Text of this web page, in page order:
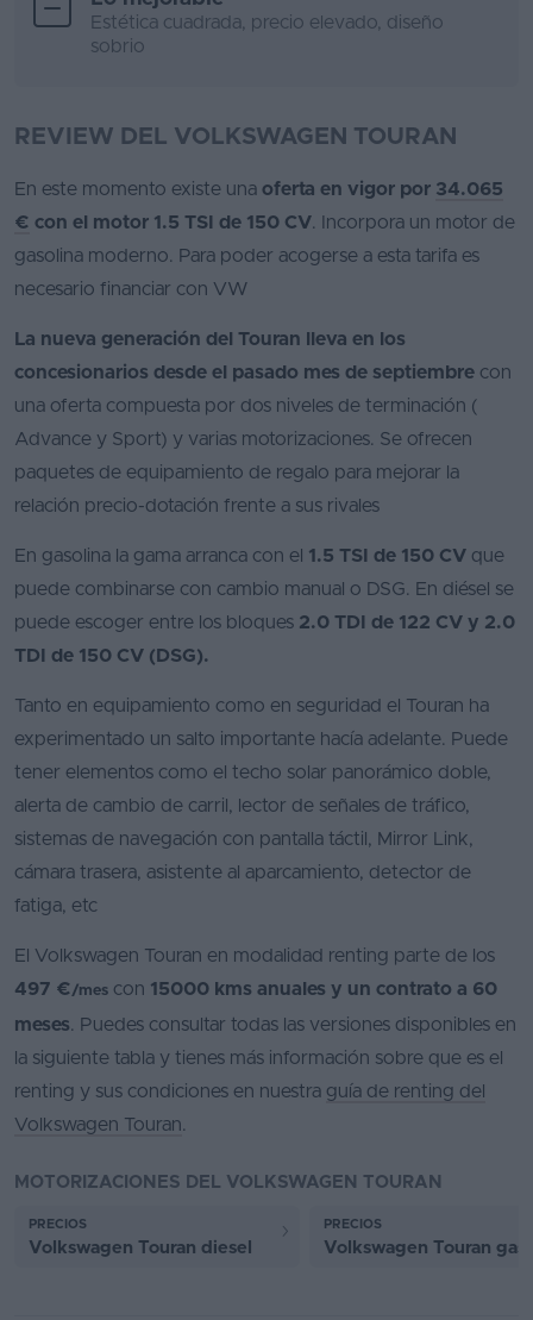
Estética cuadrada, precio elevado, diseño
sobrio
REVIEW DEL VOLKSWAGEN TOURAN
En este momento existe una oferta en vigor por 34.065
€ con el motor 1.5 TSI de 150 CV. Incorpora un motor de
gasolina moderno. Para poder acogerse a esta tarifa es
necesario financiar con VW
La nueva generación del Touran lleva en los
concesionarios desde el pasado mes de septiembre con
una oferta compuesta por dos niveles de terminación (
Advance y Sport) y varias motorizaciones. Se ofrecen
paquetes de equipamiento de regalo para mejorar la
relación precio-dotación frente a sus rivales
En gasolina la gama arranca con el 1.5 TSI de 150 CV que
puede combinarse con cambio manual o DSG. En diésel se
puede escoger entre los bloques 2.0 TDI de 122 CV y 2.0
TDI de 150 CV (DSG).
Tanto en equipamiento como en seguridad el Touran ha
experimentado un salto importante hacía adelante. Puede
tener elementos como el techo solar panorámico doble,
alerta de cambio de carril, lector de señales de tráfico,
sistemas de navegación con pantalla táctil, Mirror Link,
cámara trasera, asistente al aparcamiento, detector de
fatiga, etc
El Volkswagen Touran en modalidad renting parte de los
497 €/mes con 15000 kms anuales y un contrato a 60
meses. Puedes consultar todas las versiones disponibles en
la siguiente tabla y tienes más información sobre que es el
renting y sus condiciones en nuestra guía de renting del
Volkswagen Touran.
MOTORIZACIONES DEL VOLKSWAGEN TOURAN
PRECIOS
Volkswagen Touran diesel
PRECIOS
Volkswagen Touran